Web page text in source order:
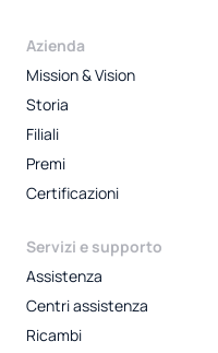
Azienda
Mission & Vision
Storia
Filiali
Premi
Certificazioni
Servizi e supporto
Assistenza
Centri assistenza
Ricambi